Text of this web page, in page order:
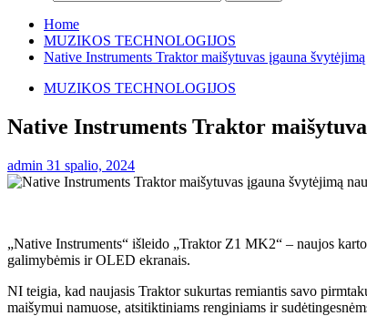
Home
MUZIKOS TECHNOLOGIJOS
Native Instruments Traktor maišytuvas įgauna
MUZIKOS TECHNOLOGIJOS
Native Instruments Traktor
admin 31 spalio, 2024
„Native Instruments“ išleido „Traktor Z1 MK2“ – naujos
galimybėmis ir OLED ekranais.
NI teigia, kad naujasis Traktor sukurtas remiantis savo
maišymui namuose, atsitiktiniams renginiams ir